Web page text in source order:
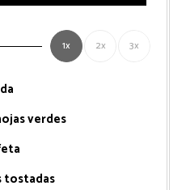
1x 2x 3x
verdes
tostadas